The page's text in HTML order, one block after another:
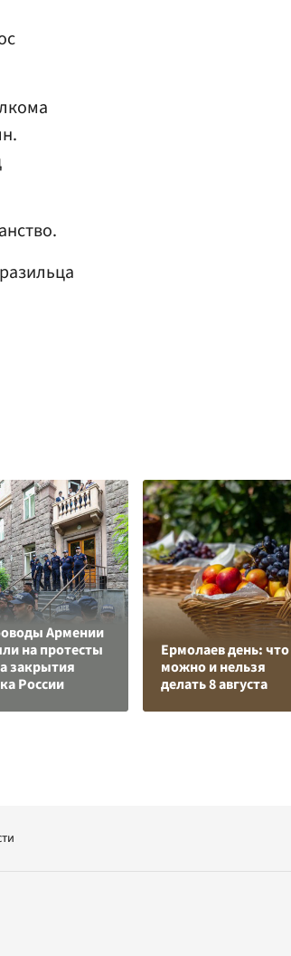
Армении
на протесты
закрытия
России
Ермолаев день: что
можно и нельзя
делать 8 августа